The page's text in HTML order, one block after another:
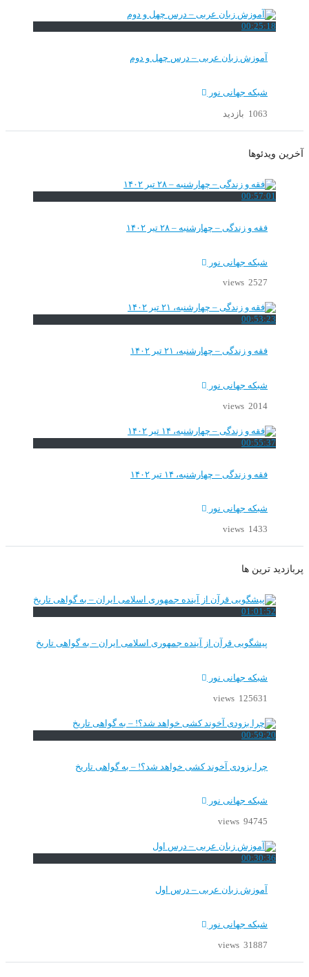
00:25:18
آموزش زبان عربی – درس چهل و دوم
شبکه جهانی نور
1063 بازدید
آخرین ویدئوها
00:57:01
فقه و زندگی – چهارشنبه – ۲۸ تیر ۱۴۰۲
شبکه جهانی نور
2527 views
00:53:23
فقه و زندگی – چهارشنبه، ۲۱ تیر ۱۴۰۲
شبکه جهانی نور
2014 views
00:55:37
فقه و زندگی – چهارشنبه، ۱۴ تیر ۱۴۰۲
شبکه جهانی نور
1433 views
پربازدید ترین ها
01:01:52
پیشگویی قرآن از آینده جمهوری اسلامی ایران – به گواهی تاریخ
شبکه جهانی نور
125631 views
00:59:20
چرا بزودی آخوند کشی خواهد شد؟! – به گواهی تاریخ
شبکه جهانی نور
94745 views
00:30:36
آموزش زبان عربی – درس اول
شبکه جهانی نور
31887 views